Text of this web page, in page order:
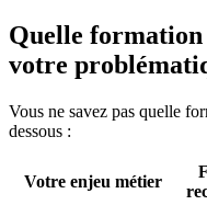
Quelle formation
votre
Vous ne savez pas quelle
dessous :
Votre enjeu métier